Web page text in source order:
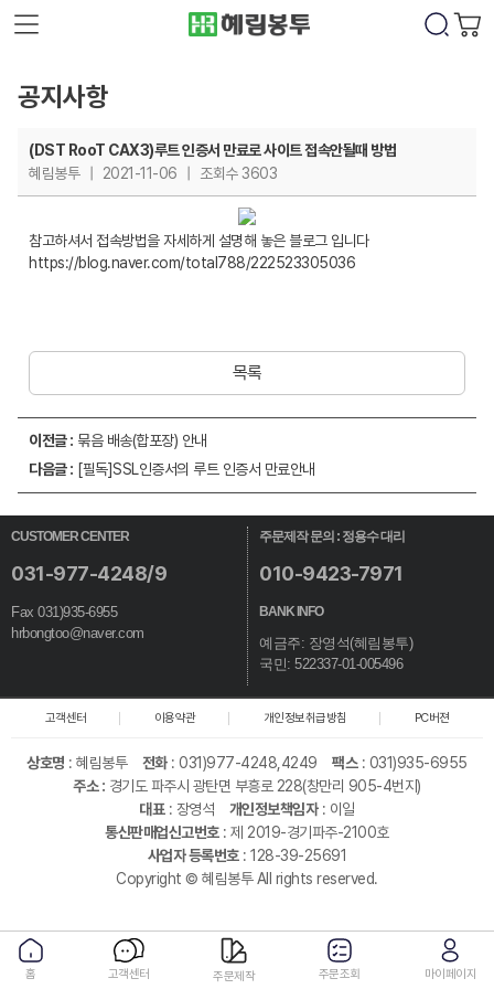
공지사항
(DST RooT CAX3)루트 인증서 만료로 사이트 접속안될때 방법
혜림봉투
2021-11-06 조회수 3603
참고하셔서 접속방법을 자세하게 설명해 놓은 블로그 입니다
https://blog.naver.com/total788/222523305036
목록
이전글 : 묶음 배송(합포장) 안내
다음글 : [필독]SSL인증서의 루트 인증서 만료안내
CUSTOMER CENTER
031-977-4248/9
Fax 031)935-6955
hrbongtoo@naver.com
주문제작 문의 : 정용수 대리
010-9423-7971
BANK INFO
예금주: 장영석(혜림봉투)
국민: 522337-01-005496
고객센터 이용약관 개인정보취급방침 PC버젼
상호명 :혜림봉투 전화: 031)977-4248,4249 팩스: 031)935-6955
주소 : 경기도 파주시 광탄면 부흥로 228(창만리 905-4번지)
대표: 장영석 개인정보책임자: 이일
통신판매업신고번호: 제 2019-경기파주-2100호
사업자 등록번호: 128-39-25691
Copyright © 혜림봉투 All rights reserved.
홈 고객센터 주문제작 주문조회 마이페이지